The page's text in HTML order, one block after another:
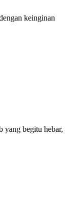
keinginan
yang begitu hebar,